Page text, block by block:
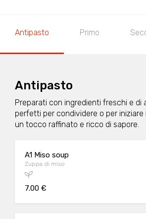
Antipasto Primo
Antipasto
Preparati con ingredienti freschi e di
perfetti per condividere o per
un tocco raffinato e ricco di sapore.
A1 Miso soup
Zuppa di miso
7.00 €